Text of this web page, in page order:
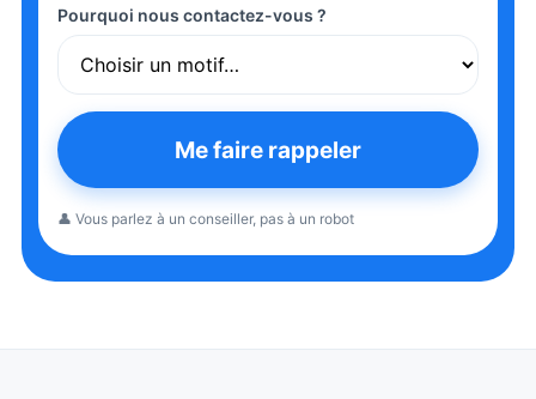
Pourquoi nous contactez-vous ?
Me faire rappeler
👤 Vous parlez à un conseiller, pas à un robot